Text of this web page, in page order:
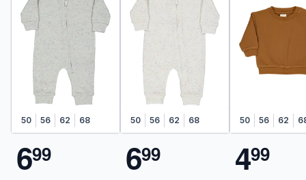
50 56 62 68
699
50 56 62 68
699
50 56 62
499